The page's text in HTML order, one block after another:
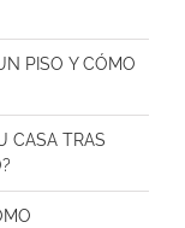
PISO Y CÓMO
CASA TRAS